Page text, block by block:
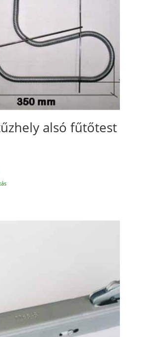
alsó fűtőtest